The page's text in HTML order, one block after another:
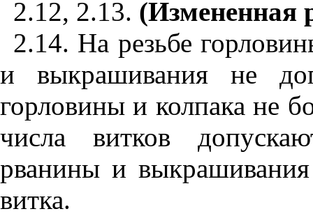
2.12, 2.13. (Измененная
2.14. На резьбе
и выкрашивания не
горловины и колпака не
числа витков
рванины и
витка.